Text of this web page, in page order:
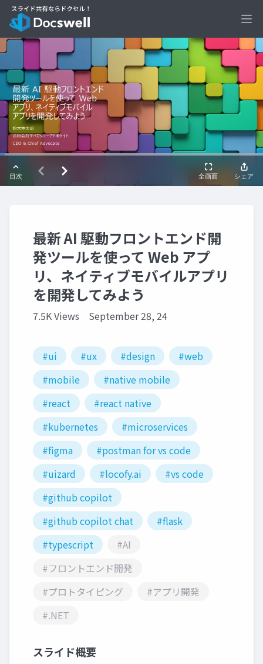
最新 AI 駆動フロントエンド開
発ツールを使って Web アプ
リ、ネイティブモバイルアプリ
を開発してみよう
7.5K Views September 28, 24
#ui #ux #design
#web
#mobile
#native mobile
#react
#react native
#kubernetes
#microservices
#figma
#postman for vs code
#uizard
#locofy.ai
#vs code
#github copilot
#github copilot chat
#flask
#typescript
#AI
#フロントエンド開発
#プロトタイピング
#アプリ開発
#.NET
スライド概要